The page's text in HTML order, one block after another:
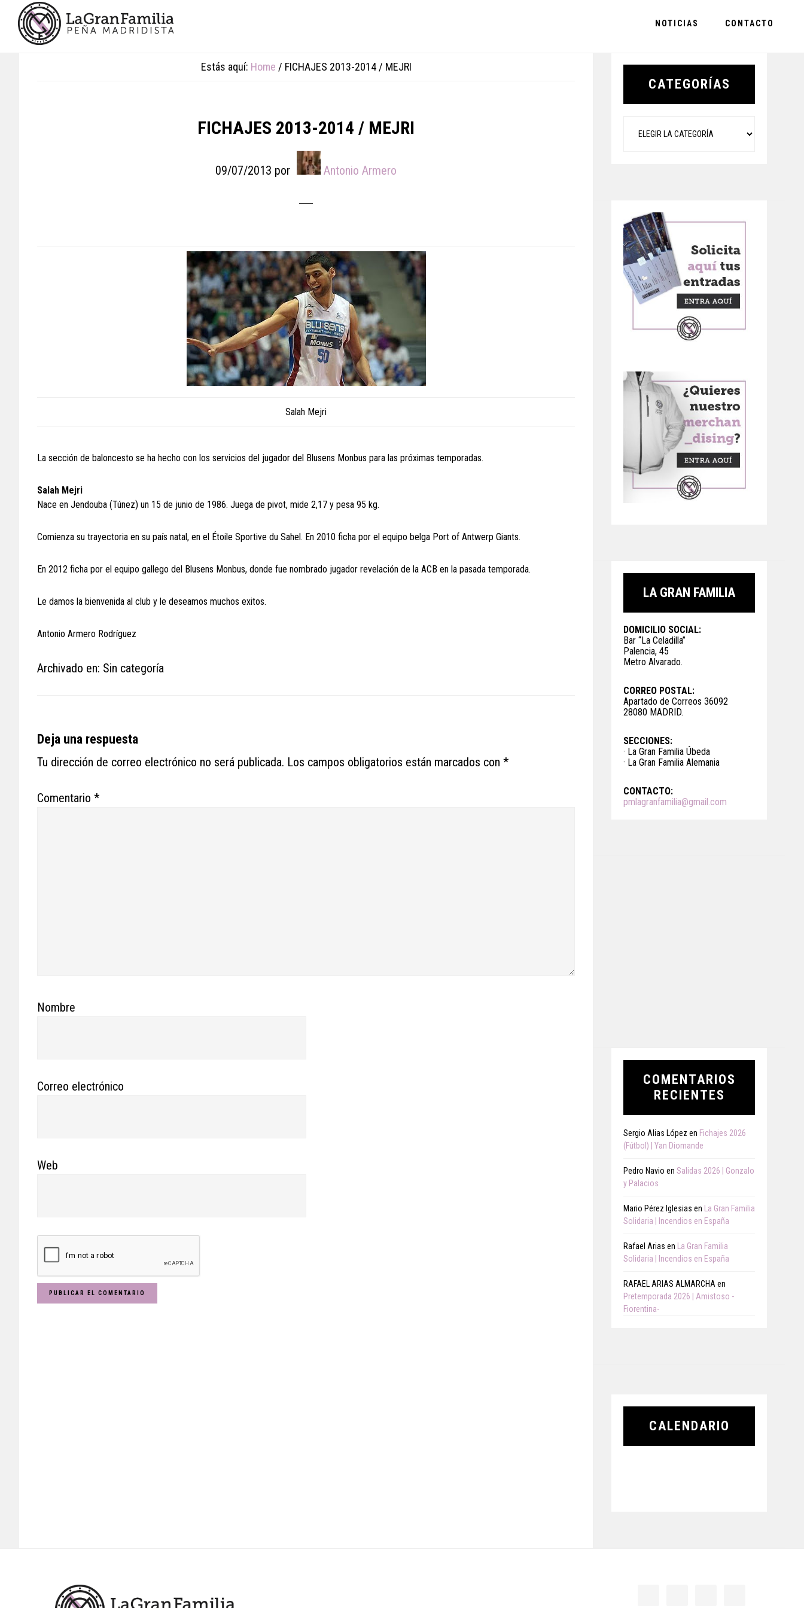
primary
footer
NOTICIAS CONTACTO
Estás aquí: Home / FICHAJES 2013-2014 / MEJRI
FICHAJES 2013-2014 / MEJRI
09/07/2013 por Antonio Armero
Salah Mejri
La sección de baloncesto se ha hecho con los servicios del jugador del Blusens Monbus para las próximas temporadas.
Salah Mejri
Nace en Jendouba (Túnez) un 15 de junio de 1986. Juega de pivot, mide 2,17 y pesa 95 kg.
Comienza su trayectoria en su país natal, en el Étoile Sportive du Sahel. En 2010 ficha por el equipo belga Port of Antwerp Giants.
En 2012 ficha por el equipo gallego del Blusens Monbus, donde fue nombrado jugador revelación de la ACB en la pasada temporada.
Le damos la bienvenida al club y le deseamos muchos exitos.
Antonio Armero Rodríguez
Archivado en: Sin categoría
Reader
Interactions
Deja una respuesta
Tu dirección de correo electrónico no será publicada. Los campos obligatorios están marcados con *
Comentario *
Nombre
Correo electrónico
Web
Primary
CATEGORÍAS
LA GRAN FAMILIA
DOMICILIO SOCIAL:
Bar “La Celadilla”
Palencia, 45
Metro Alvarado.
CORREO POSTAL:
Apartado de Correos 36092
28080 MADRID.
SECCIONES:
· La Gran Familia Úbeda
· La Gran Familia Alemania
CONTACTO:
pmlagranfamilia@gmail.com
COMENTARIOS
RECIENTES
Sergio Alias López en Fichajes 2026
(Fútbol) | Yan Diomande
Pedro Navio en Salidas 2026 | Gonzalo
y Palacios
Mario Pérez Iglesias en
La Gran Familia
Solidaria | Incendios en España
Rafael Arias en
La Gran Familia
Solidaria | Incendios en España
RAFAEL ARIAS ALMARCHA en
Pretemporada 2026 | Amistoso -
Fiorentina-
CALENDARIO